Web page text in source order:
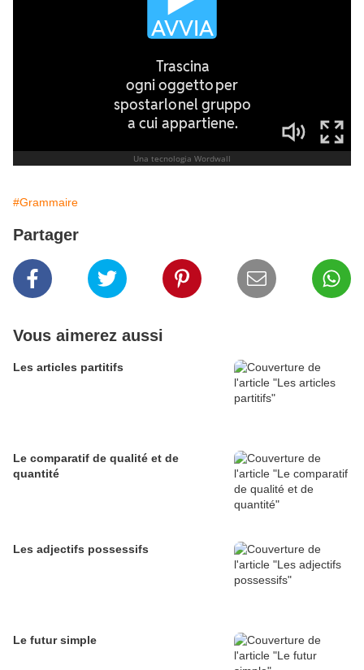
#Grammaire
Partager
Vous aimerez aussi
Les articles partitifs
Le comparatif de qualité et de
quantité
Les adjectifs possessifs
Le futur simple